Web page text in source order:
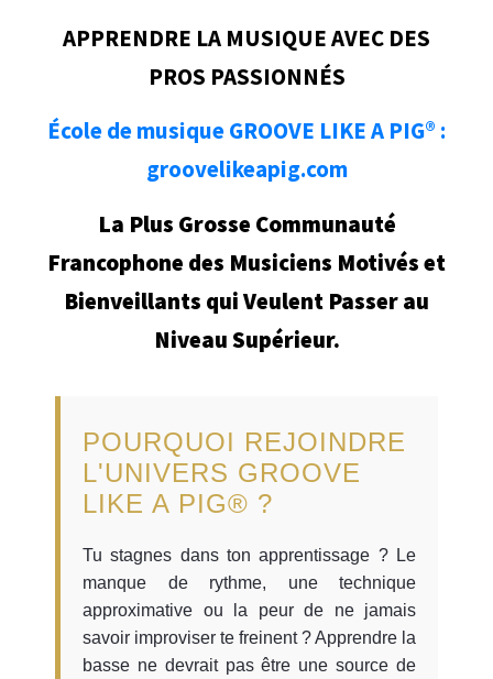
APPRENDRE LA MUSIQUE AVEC DES
PROS PASSIONNÉS
École de musique GROOVE LIKE A PIG® :
groovelikeapig.com
La Plus Grosse Communauté
Francophone des Musiciens Motivés et
Bienveillants qui Veulent Passer au
Niveau Supérieur.
POURQUOI REJOINDRE
L'UNIVERS GROOVE
LIKE A PIG® ?
Tu stagnes dans ton apprentissage ? Le
manque de rythme, une technique
approximative ou la peur de ne jamais
savoir improviser te freinent ? Apprendre la
basse ne devrait pas être une source de